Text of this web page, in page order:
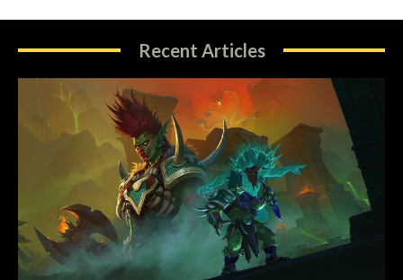
Recent Articles